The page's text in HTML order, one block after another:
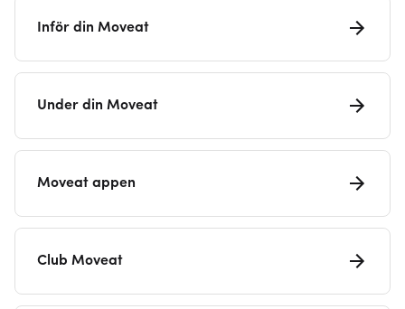
Inför din Moveat
Under din Moveat
Moveat appen
Club Moveat